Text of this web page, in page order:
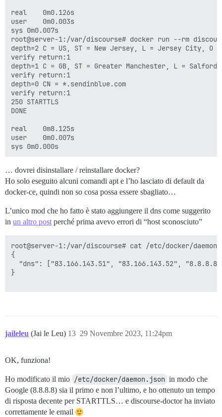
real	0m0.126s
user	0m0.003s
sys	0m0.007s
root@server-1:/var/discourse# docker run --rm
depth=2 C = US, ST = New Jersey, L = Jersey City, O =
verify return:1
depth=1 C = GB, ST = Greater Manchester, L =
verify return:1
depth=0 CN = *.sendinblue.com
verify return:1
250 STARTTLS
DONE
real	0m8.125s
user	0m0.007s
… dovrei disinstallare / reinstallare docker?
Ho solo eseguito alcuni comandi apt e l’ho lasciato di default da
docker-ce, quindi non so cosa possa essere sbagliato…
L’unico mod che ho fatto è stato aggiungere il dns come suggerito
in un altro post perché prima avevo errori di “host sconosciuto”
root@server-1:/var/discourse# cat /etc/docker/
{
"dns": ["83.166.143.51", "83.166.143.52",
}
jaileleu (Jai le Leu) 29 Novembre 2023, 11:24pm
13
OK, funziona!
Ho modificato il mio /etc/docker/daemon.json in modo che
Google (8.8.8.8) sia il primo e non l’ultimo, e ho ottenuto un tempo
di risposta decente per STARTTLS… e discourse-doctor ha inviato
correttamente le email